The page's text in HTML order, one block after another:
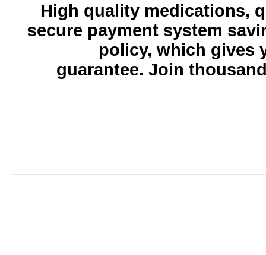
High quality medications,
secure payment system
policy, which gives
guarantee. Join